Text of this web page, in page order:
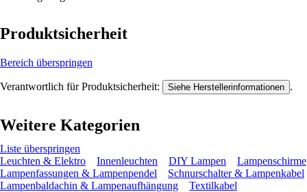
Produktsicherheit
Bereich überspringen
Verantwortlich für Produktsicherheit: Siehe Herstellerinformationen .
Weitere Kategorien
Liste überspringen
Leuchten & Elektro
Innenleuchten DIY Lampen
Lampenschirme
Lampenfassungen & Lampenpendel
Schnurschalter & Lampenkabel
Lampenbaldachin & Lampenaufhängung
Textilkabel